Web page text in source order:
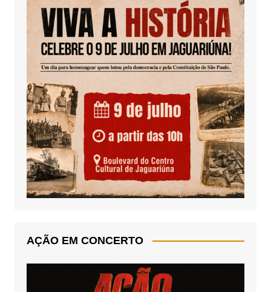
AÇÃO EM CONCERTO